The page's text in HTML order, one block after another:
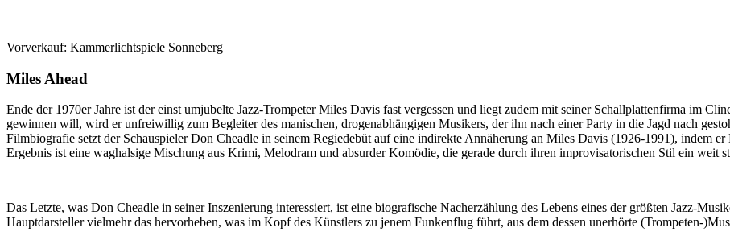
Vorverkauf: Kammerlichtspiele Sonneberg
Miles Ahead
Ende der 1970er Jahre ist der einst umjubelte Jazz-Trompeter Miles Davis fast vergessen und liegt zudem mit seiner Schallplattenfirma im
gewinnen will, wird er unfreiwillig zum Begleiter des manischen, drogenabhängigen Musikers, der ihn nach einer Party in die Jagd nach
Filmbiografie setzt der Schauspieler Don Cheadle in seinem Regiedebüt auf eine indirekte Annäherung an Miles Davis (1926-1991), indem
Ergebnis ist eine waghalsige Mischung aus Krimi, Melodram und absurder Komödie, die gerade durch ihren improvisatorischen Stil ein weit
Das Letzte, was Don Cheadle in seiner Inszenierung interessiert, ist eine biografische Nacherzählung des Lebens eines der größten Jazz-
Hauptdarsteller vielmehr das hervorheben, was im Kopf des Künstlers zu jenem Funkenflug führt, aus dem dessen unerhörte (Trompeten-